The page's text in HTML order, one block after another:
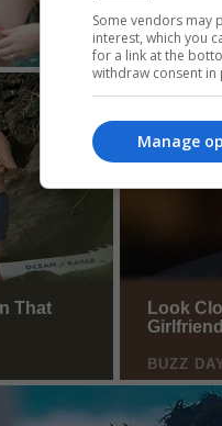
Some vendors may
interest, which you
for a link at the
withdraw consent in
Manage